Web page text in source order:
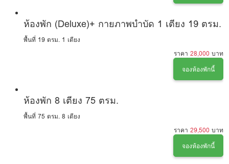
ห้องพัก (Deluxe)+ กายภาพบำบัด 1 เตียง 19 ตรม.
พื้นที่ 19 ตรม. 1 เตียง
ราคา 28,000 บาท
จองห้องพักนี้
ห้องพัก 8 เตียง 75 ตรม.
พื้นที่ 75 ตรม. 8 เตียง
ราคา 29,500 บาท
จองห้องพักนี้